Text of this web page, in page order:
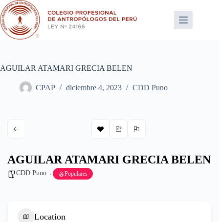
Saltar
al
contenido
AGUILAR ATAMARI GRECIA BELEN
CPAP diciembre 4, 2023 CDD Puno
AGUILAR ATAMARI GRECIA BELEN
CDD Puno Populares
Location